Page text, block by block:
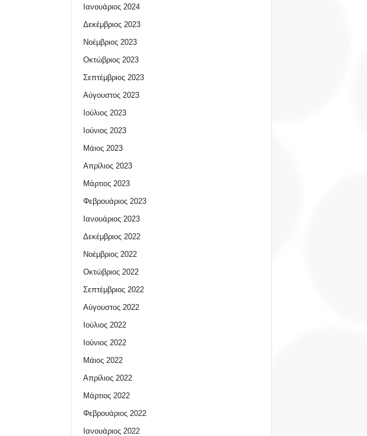
Ιανουάριος 2024
Δεκέμβριος 2023
Νοέμβριος 2023
Οκτώβριος 2023
Σεπτέμβριος 2023
Αύγουστος 2023
Ιούλιος 2023
Ιούνιος 2023
Μάιος 2023
Απρίλιος 2023
Μάρτιος 2023
Φεβρουάριος 2023
Ιανουάριος 2023
Δεκέμβριος 2022
Νοέμβριος 2022
Οκτώβριος 2022
Σεπτέμβριος 2022
Αύγουστος 2022
Ιούλιος 2022
Ιούνιος 2022
Μάιος 2022
Απρίλιος 2022
Μάρτιος 2022
Φεβρουάριος 2022
Ιανουάριος 2022